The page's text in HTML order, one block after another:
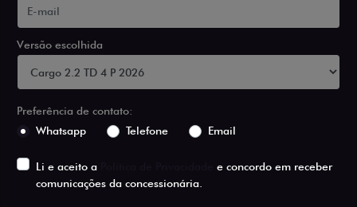
Versão escolhida
Preferência de contato:
Whatsapp
Telefone Email
Li e aceito a
e concordo em receber
comunicações da concessionária.